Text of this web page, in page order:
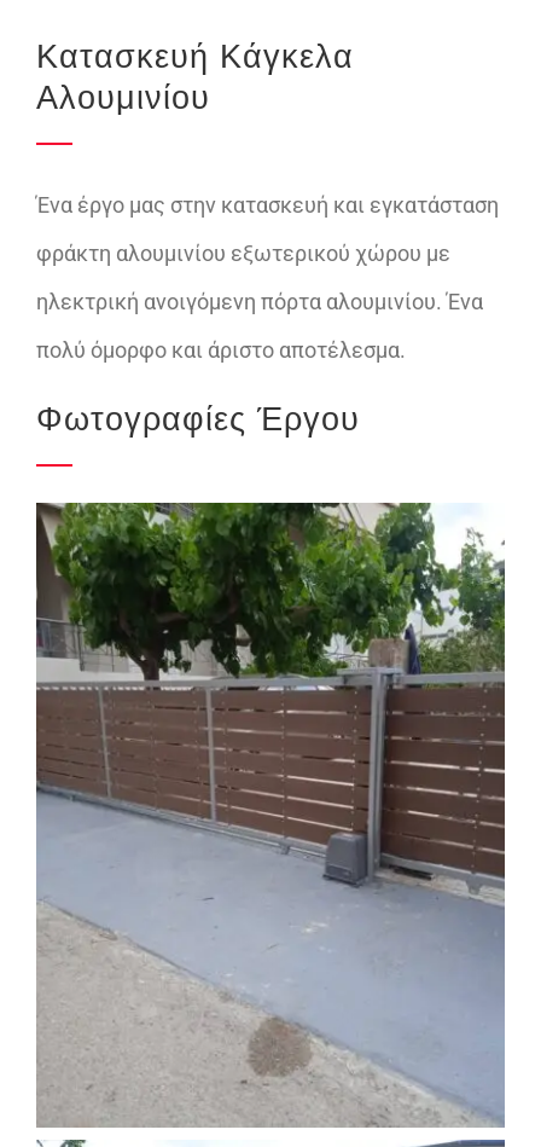
Κατασκευή Κάγκελα
Αλουμινίου
Ένα έργο μας στην κατασκευή και εγκατάσταση
φράκτη αλουμινίου εξωτερικού χώρου με
ηλεκτρική ανοιγόμενη πόρτα αλουμινίου. Ένα
πολύ όμορφο και άριστο αποτέλεσμα.
Φωτογραφίες Έργου